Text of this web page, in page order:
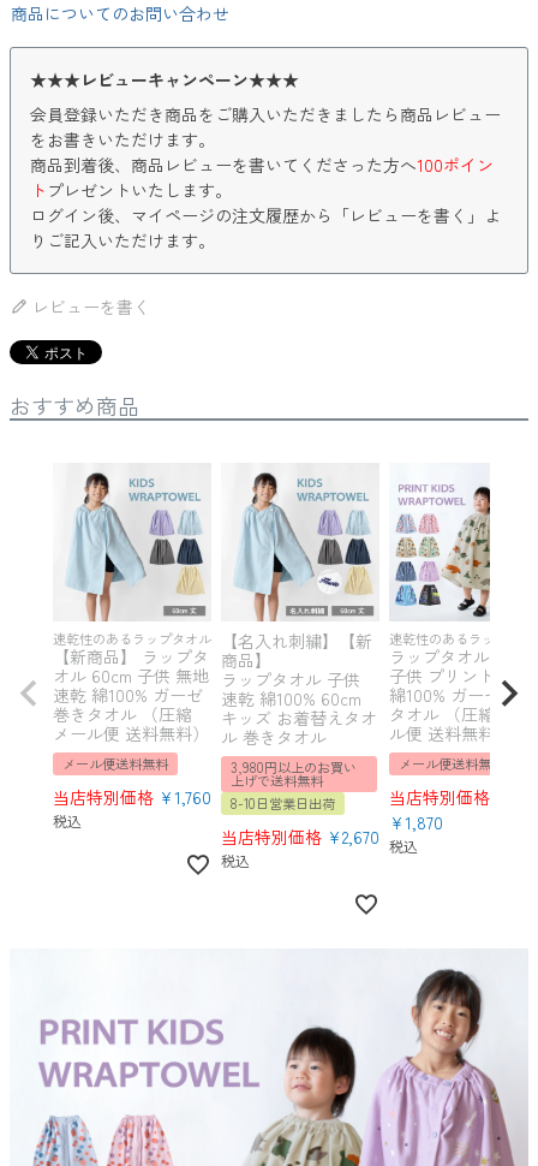
商品についてのお問い合わせ
★★★レビューキャンペーン★★★
会員登録いただき商品をご購入いただきましたら商品レビュー
をお書きいただけます。
商品到着後、商品レビューを書いてくださった方へ100ポイン
ト プレゼントいたします。
ログイン後、マイページの注文履歴から「レビューを書く」よ
りご記入いただけます。
レビューを書く
おすすめ商品
速乾性のあるラップタオル
【新商品】 ラップタ
オル 60cm 子供 無地
速乾 綿100% ガーゼ
巻きタオル （圧縮
メール便 送料無料）
メール便送料無料
当店特別価格 ¥1,760
税込
【名入れ刺繍】【新
商品】
ラップタオル 子供
速乾 綿100% 60cm
キッズ お着替えタオ
ル 巻きタオル
3,980円以上のお買い
上げで送料無料
8-10日営業日出荷
当店特別価格 ¥2,670
税込
速乾性のあるラップタオ
ラップタオル 60cm
子供 プリント 速乾
綿100% ガーゼ 巻き
タオル （圧縮 メー
ル便 送料無料）
メール便送料無料
当店特別価格
¥1,870
税込